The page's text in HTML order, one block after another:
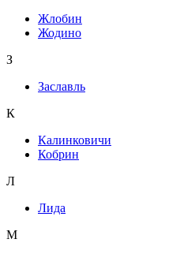
Жлобин
Жодино
З
Заславль
К
Калинковичи
Кобрин
Л
Лида
М